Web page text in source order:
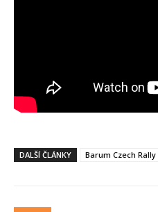
DALŠÍ ČLÁNKY Barum Czech Rally